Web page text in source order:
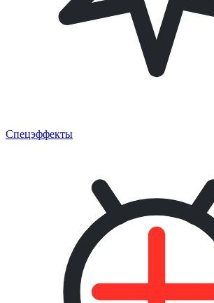
Спецэффекты